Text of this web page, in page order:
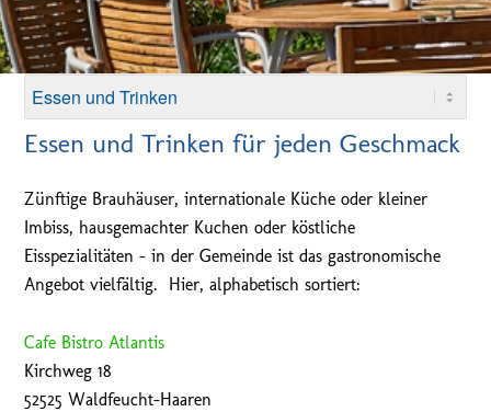
Essen und Trinken für jeden Geschmack
Zünftige Brauhäuser, internationale Küche oder kleiner
Imbiss, hausgemachter Kuchen oder köstliche
Eisspezialitäten – in der Gemeinde ist das gastronomische
Angebot vielfältig. Hier, alphabetisch sortiert:
Cafe Bistro Atlantis
Kirchweg 18
52525 Waldfeucht-Haaren